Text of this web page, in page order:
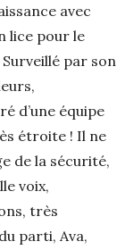
avec
lice pour le
par son
d’une équipe
étroite ! Il ne
de la sécurité,
voix,
très
parti, Ava,